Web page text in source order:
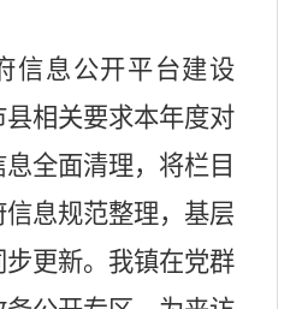
信息公开平台建设
相关要求本年度对
全面清理，将栏目
息规范整理，基层
更新。 我镇在党群